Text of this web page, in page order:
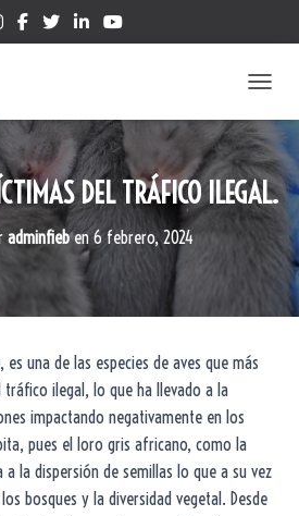
DEL TRÁFICO ILEGAL.
adminfieben6 febrero, 2024
una de las especies de aves que más
tráfico ilegal, lo que ha llevado a la
impactando negativamente en los
pues el loro gris africano, como la
la dispersión de semillas lo que a su vez
bosques y la diversidad vegetal. Desde